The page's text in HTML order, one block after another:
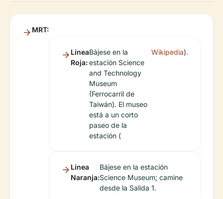
MRT:
Línea
Roja:
Bájese en la
estación Science
and Technology
Museum
(Ferrocarril de
Taiwán). El museo
está a un corto
paseo de la
estación (
Wikipedia).
Línea
Naranja:
Bájese en la estación
Science Museum; camine
desde la Salida 1.